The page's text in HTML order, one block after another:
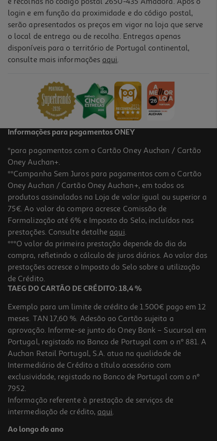
login e em função da proximidade e do código postal,
serão apresentados os preços em vigor na loja que serve
o local de entrega ou de recolha. Entregas apenas
disponíveis para o território de Portugal continental,
consulte mais informações aqui.
Informações para pagamentos ONEY
*para pagamentos com o Cartão Oney Auchan / Cartão
Oney Auchan+.
**Campanha Sem Juros para pagamentos com o Cartão
Oney Auchan / Cartão Oney Auchan+, em todos os
produtos assinalados na Loja de valor igual ou superior a
75€. Ao valor da compra acresce Comissão de
Formalização até 6% e Imposto do Selo, incluídos nas
prestações. Consulte detalhe aqui.
***O valor da primeira prestação depende do dia da
compra, refletindo o cálculo de juros diários. Ao valor das
prestações acresce o Imposto do Selo sobre a utilização
de Crédito.
TAEG DO CARTÃO DE CRÉDITO: 18,4 %
Exemplo para um limite de crédito de 1.500€ pago em 12
meses. TAN 17,60 %. Adesão ao Cartão sujeita a
aprovação. Informe-se junto do Oney Bank – Sucursal em
Portugal, registado no Banco de Portugal com o nº 881. A
Auchan Retail Portugal, S.A. atua na qualidade de
Intermediário de Crédito a título acessório com
exclusividade, registado no Banco de Portugal com o nº
7952.
Informação referente à prestação de serviços de
intermediação de crédito, aqui.
Ao longo do ano